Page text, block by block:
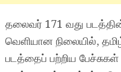
தலைவர் 171 வது
வெளியான நிலையில்,
படத்தைப் பற்றிய